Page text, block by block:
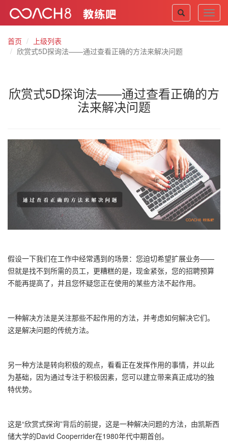
首页
上级列表
欣赏式5D探询法——通过查看正确的方法来解决问题
欣赏式5D探询法——通过查看正确的方
法来解决问题
假设一下我们在工作中经常遇到的场景：您迫切希望扩展业务——
但就是找不到所需的员工，更糟糕的是，现金紧张，您的招聘预算
不能再提高了，并且您怀疑您正在使用的某些方法不起作用。
一种解决方法是关注那些不起作用的方法，并考虑如何解决它们。
这是解决问题的传统方法。
另一种方法是转向积极的观点，看看正在发挥作用的事情，并以此
为基础，因为通过专注于积极因素，您可以建立带来真正成功的独
特优势。
这是“欣赏式探询”背后的前提，这是一种解决问题的方法，由凯斯西
储大学的David Cooperrider在1980年代中期首创。